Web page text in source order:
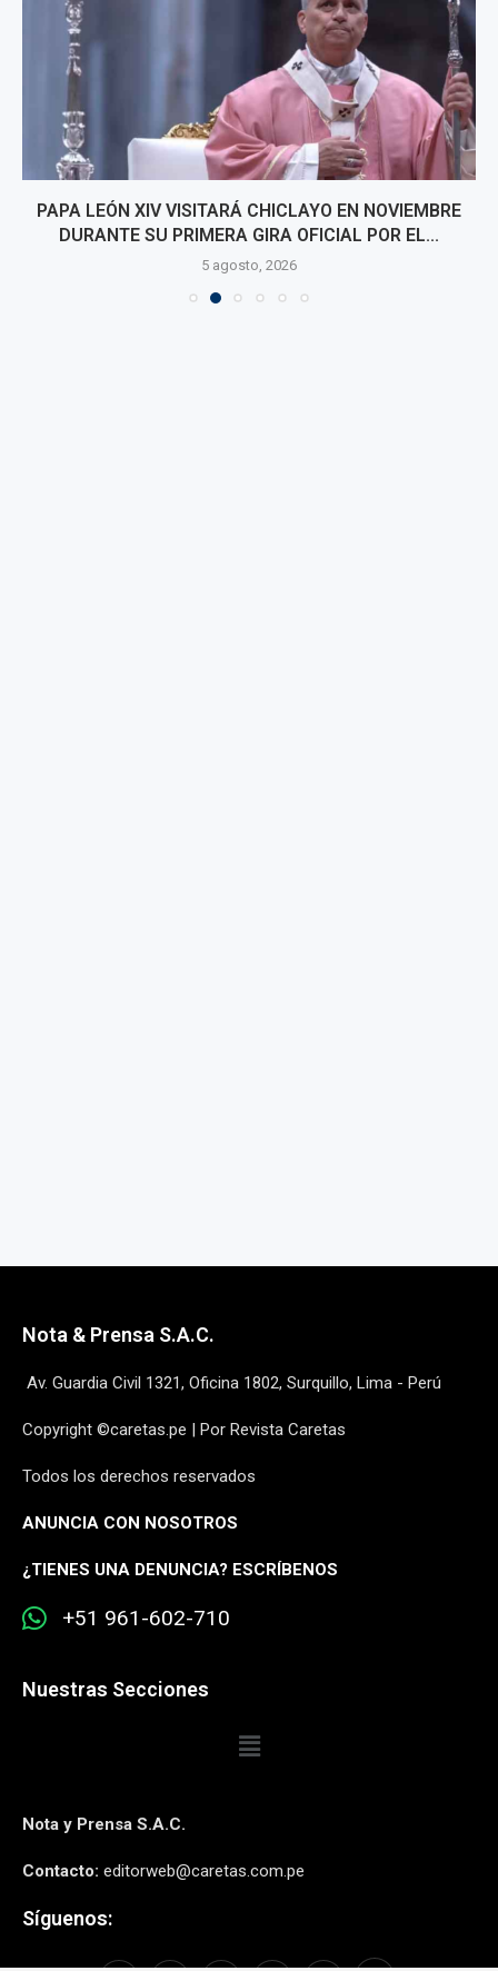
PAPA LEÓN XIV VISITARÁ CHICLAYO EN NOVIEMBRE
DURANTE SU PRIMERA GIRA OFICIAL POR EL...
5 agosto, 2026
Nota & Prensa S.A.C.
Av. Guardia Civil 1321, Oficina 1802, Surquillo, Lima - Perú
Copyright ©caretas.pe | Por Revista Caretas
Todos los derechos reservados
ANUNCIA CON NOSOTROS
¿TIENES UNA DENUNCIA? ESCRÍBENOS
+51 961-602-710
Nuestras Secciones
Nota y Prensa S.A.C.
Contacto: editorweb@caretas.com.pe
Síguenos: